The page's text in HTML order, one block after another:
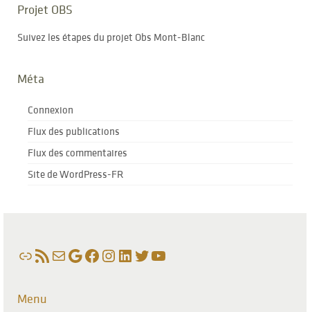
Projet OBS
Suivez les étapes du projet Obs Mont-Blanc
Méta
Connexion
Flux des publications
Flux des commentaires
Site de WordPress-FR
LienFlux RSSE-mailGoogle
Facebook
Instagram
LinkedIn
Twitter
YouTube
Menu